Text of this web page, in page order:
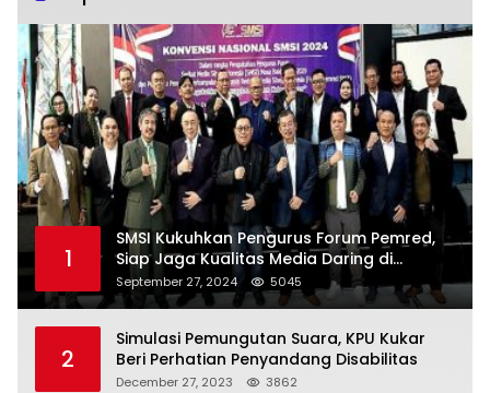
1
SMSI Kukuhkan Pengurus Forum Pemred,
Siap Jaga Kualitas Media Daring di
Indonesia
September 27, 2024 5045
2
Simulasi Pemungutan Suara, KPU Kukar
Beri Perhatian Penyandang Disabilitas
December 27, 2023 3862